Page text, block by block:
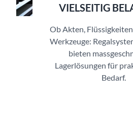
VIELSEITIG
Ob Akten,
Werkzeuge:
bieten
Lagerlösungen für
Bedarf.